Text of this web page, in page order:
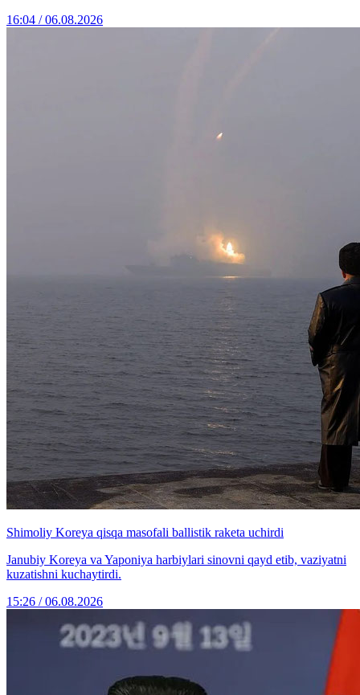
16:04 / 06.08.2026
Shimoliy Koreya qisqa masofali ballistik raketa uchirdi
Janubiy Koreya va Yaponiya harbiylari sinovni qayd etib, vaziyatni
kuzatishni kuchaytirdi.
15:26 / 06.08.2026